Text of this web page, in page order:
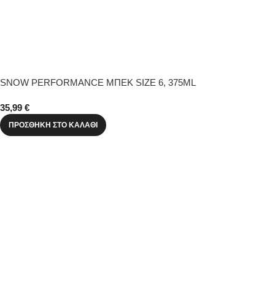
SNOW PERFORMANCE ΜΠΕΚ SIZE 6, 375ML
35,99 €
ΠΡΟΣΘΉΚΗ ΣΤΟ ΚΑΛΆΘΙ